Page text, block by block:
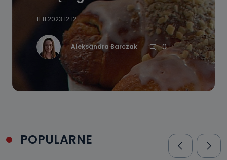
11.11.2023 12:12
Aleksandra Barczak 0
POPULARNE